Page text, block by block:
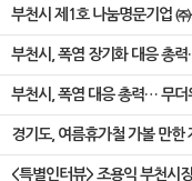
부천시 제1호 나눔명문기업 ㈜
부천시, 폭염 장기화 대응 총
부천시, 폭염 대응 총력… 무더
경기도, 여름휴가철 가볼 만한
<특별인터뷰> 조용익 부천시